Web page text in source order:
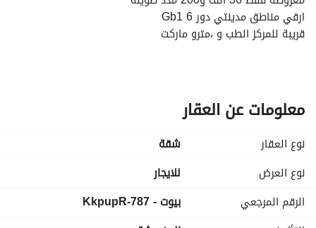
ارقي مناطق مدينتي دور 6 Gb1
قريبة للمركز الطب و ،مترو ماركت
ريسبشن كبير،3نوم،2 حمام ،مطبخ
تراس فيومفتوح شارع غير مجروح
تشطيب خاص دهانات جيبسن بورد
مكيفة بالكامل . led واي فاي و،غاز
مفروشات جديدةو فرش مودرن
جميع الاجهزة المطبخ بيلت ان
ستاير ،سجاجيد اضاءات روعة
معلومات عن العقار
نوع العقار
شقة
نوع العرض
للايجار
الرقم المرجعي
بيوت - 787-KkpupR